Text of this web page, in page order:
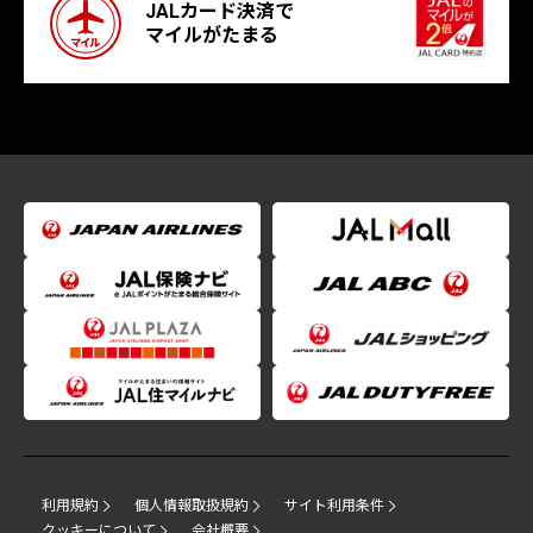
JALカード決済で
マイルがたまる
利用規約 個人情報取扱規約
サイト利用条件